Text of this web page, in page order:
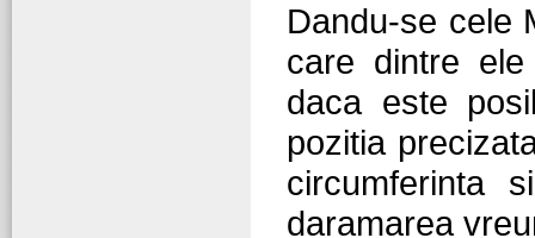
Dandu-se cele
care dintre
daca este
pozitia
circumferinta
daramarea